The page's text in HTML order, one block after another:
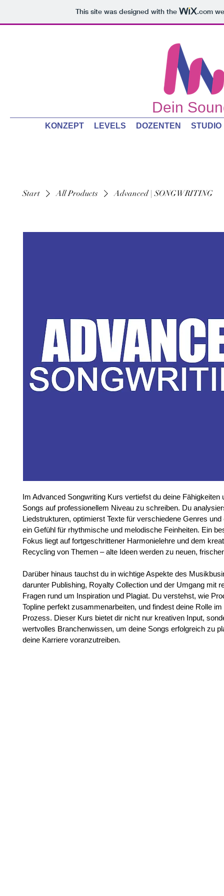
This site was designed with the .com
Dein
KONZEPT LEVELS DOZENTEN STUDIO
Start All Products Advanced | SONGWRITING
Im Advanced Songwriting Kurs vertiefst du deine Fähigkeiten
Songs auf professionellem Niveau zu schreiben. Du
Liedstrukturen, optimierst Texte für verschiedene Genres
ein Gefühl für rhythmische und melodische Feinheiten. Ein
Fokus liegt auf fortgeschrittener Harmonielehre und dem
Recycling von Themen – alte Ideen werden zu neuen,
Darüber hinaus tauchst du in wichtige Aspekte des
darunter Publishing, Royalty Collection und der Umgang mit
Fragen rund um Inspiration und Plagiat. Du verstehst, wie
Topline perfekt zusammenarbeiten, und findest deine Rolle
Prozess. Dieser Kurs bietet dir nicht nur kreativen Input,
wertvolles Branchenwissen, um deine Songs erfolgreich zu
deine Karriere voranzutreiben.